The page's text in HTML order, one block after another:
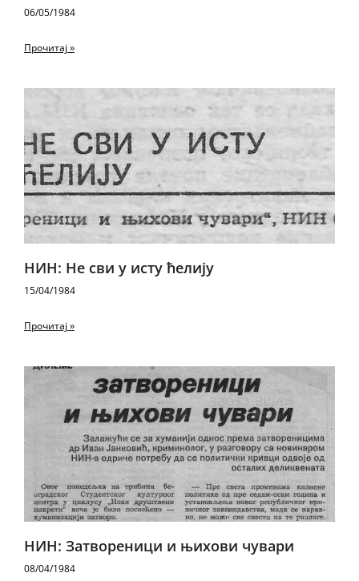
06/05/1984
Прочитај »
НИН: Не сви у исту ћелију
15/04/1984
Прочитај »
НИН: Затвореници и њихови чувари
08/04/1984